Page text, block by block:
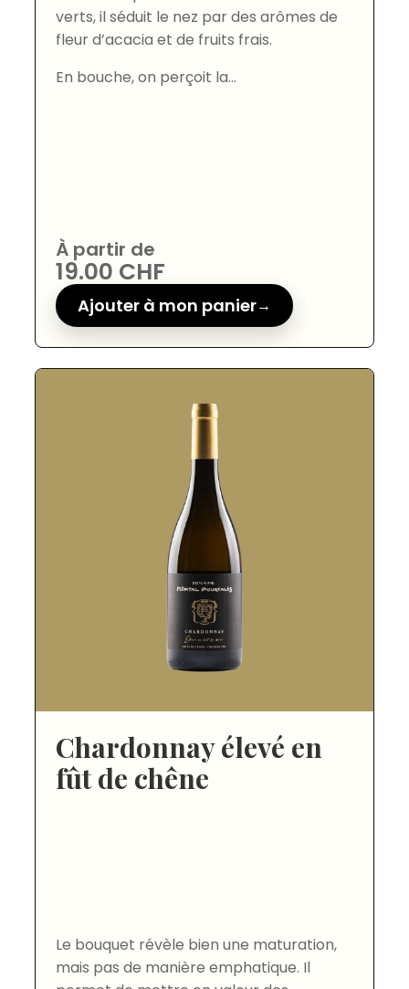
verts, il séduit le nez par des arômes de
fleur d’acacia et de fruits frais.
En bouche, on perçoit la...
À partir de
19.00 CHF
Ajouter à mon panier
Chardonnay élevé en
fût de chêne
Le bouquet révèle bien une maturation,
mais pas de manière emphatique. Il